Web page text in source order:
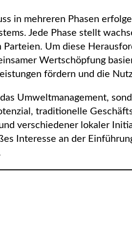
in mehreren Phasen
Jede Phase stellt
Um diese
Wertschöpfung
fördern und die
Umweltmanagement,
traditionelle
verschiedener lokaler
Interesse an der